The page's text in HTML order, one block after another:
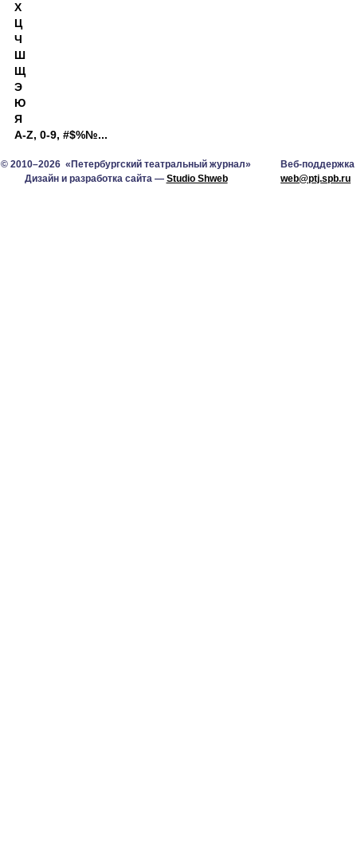
Х
Ц
Ч
Ш
Щ
Э
Ю
Я
A-Z, 0-9, #$%№...
© 2010–2026 «Петербургский театральный журнал»
Дизайн и разработка сайта — Studio Shweb
Веб-поддержка
web@ptj.spb.ru